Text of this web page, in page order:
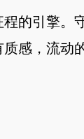
的引擎。
感，流动